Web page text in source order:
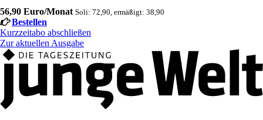
56,90 Euro/Monat Soli: 72,90, ermäßigt: 38,90
Bestellen
Kurzzeitabo abschließen
Zur aktuellen Ausgabe